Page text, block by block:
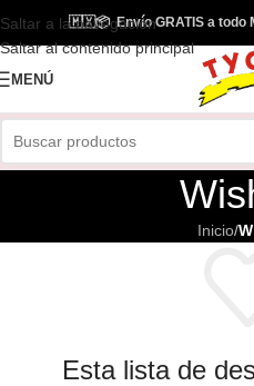
Saltar a la navegación
Saltar al contenido principal
🇲🇽📦Envío GRATIS a todo
MENÚ
Inicio/
Esta lista de